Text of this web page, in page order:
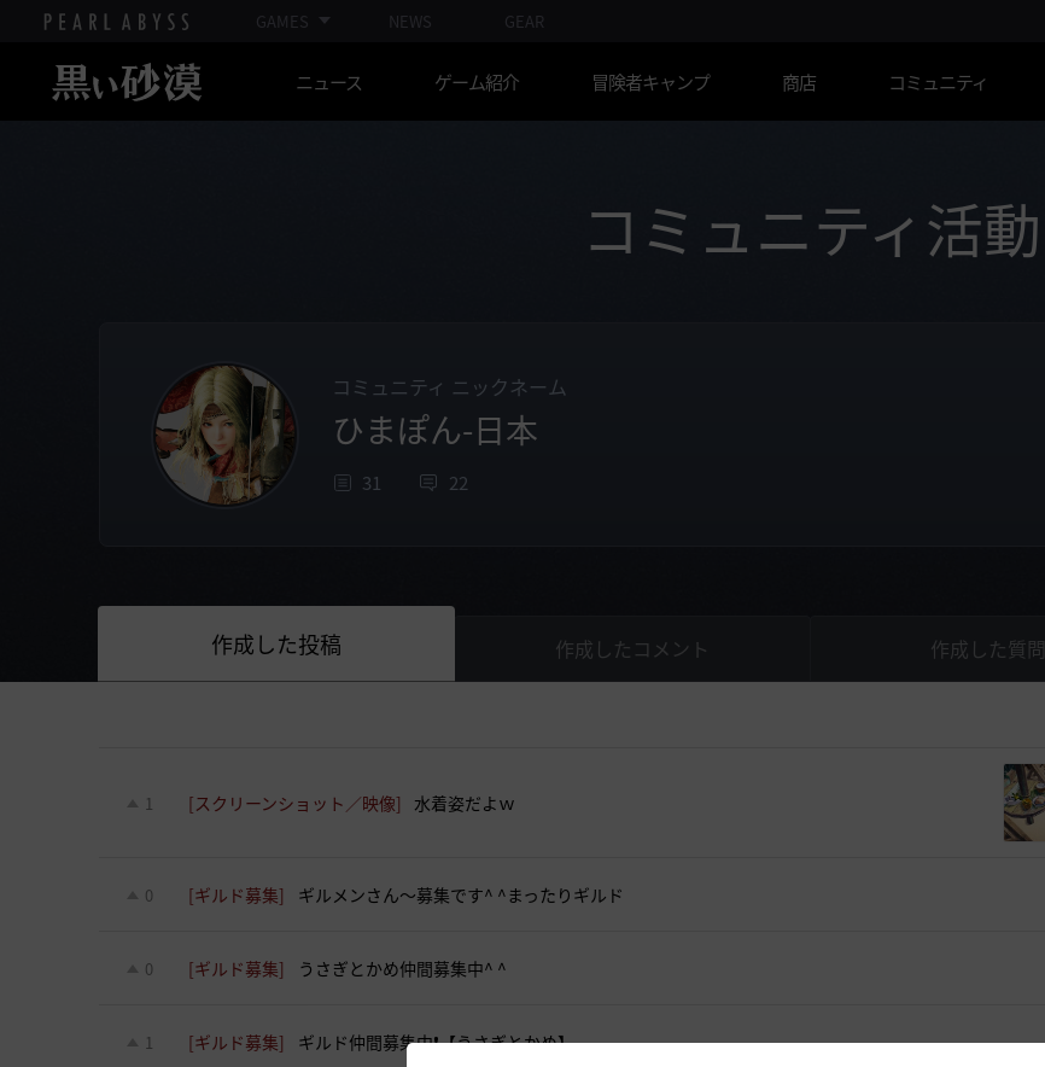
GAMES NEWS GEAR
ニュース ゲーム紹介 冒険者キャンプ 商店 コミュニティ
コミュニティ活動
コミュニティ ニックネーム
ひまぽん-日本
31 22
作成した投稿 作成したコメント 作成した質問
[スクリーンショット／映像] 水着姿だよｗ
1
[ギルド募集] ギルメンさん〜募集です^ ^まったりギルド
0
[ギルド募集] うさぎとかめ仲間募集中^ ^
0
[ギルド募集] ギルド仲間募集中❗️【うさぎとかめ】
1